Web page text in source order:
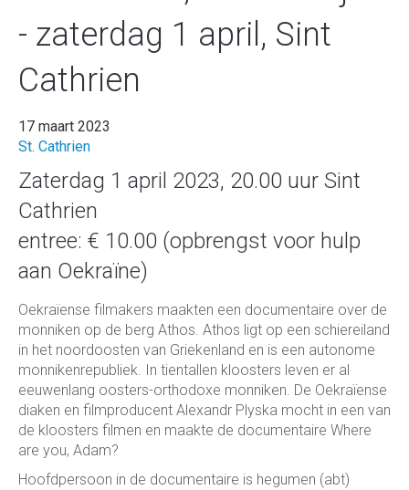
- zaterdag 1 april, Sint
Cathrien
17 maart 2023
St. Cathrien
Zaterdag 1 april 2023, 20.00 uur Sint
Cathrien
entree: € 10.00 (opbrengst voor hulp
aan Oekraïne)
Oekraïense filmakers maakten een documentaire over de
monniken op de berg Athos. Athos ligt op een schiereiland
in het noordoosten van Griekenland en is een autonome
monnikenrepubliek. In tientallen kloosters leven er al
eeuwenlang oosters-orthodoxe monniken. De Oekraïense
diaken en filmproducent Alexandr Plyska mocht in een van
de kloosters filmen en maakte de documentaire Where
are you, Adam?
Hoofdpersoon in de documentaire is hegumen (abt)